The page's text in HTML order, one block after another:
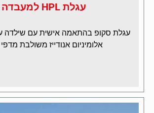
עגלת HPL למעבדה
עגלת סקופ בהתאמה אישית עם שילדה
אלומיניום אנודייז משולבת מדפי HPL